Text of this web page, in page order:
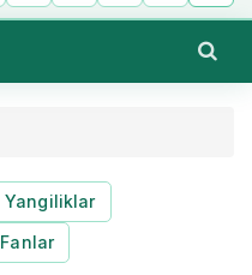
Yangiliklar
Fanlar